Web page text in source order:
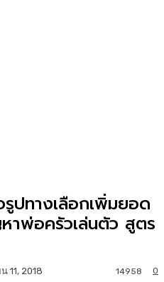
รูปทางเลือกเพิ่มยอด
พ่อครัวเล่นตัว สูตร
11, 2018 0
14958